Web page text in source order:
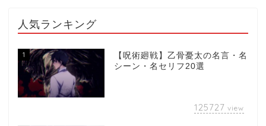
人気ランキング
1
【呪術廻戦】乙骨憂太の名言・名
シーン・名セリフ20選
125727 view